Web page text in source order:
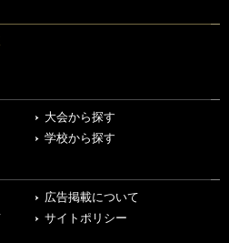
大会から探す
学校から探す
広告掲載について
サイトポリシー